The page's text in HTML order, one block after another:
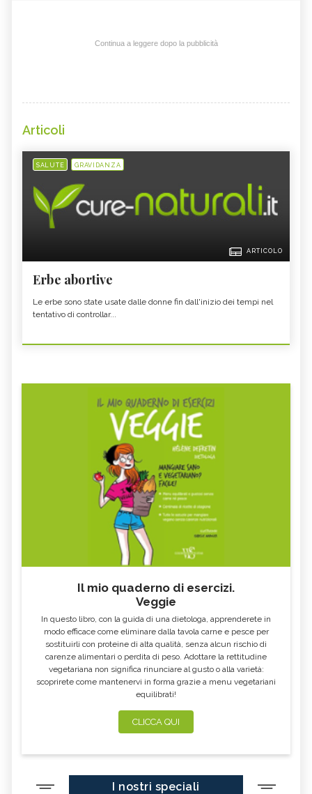
Continua a leggere dopo la pubblicità
Articoli
SALUTE GRAVIDANZA
ARTICOLO
Erbe abortive
Le erbe sono state usate dalle donne fin dall'inizio dei tempi nel
tentativo di controllar...
Il mio quaderno di esercizi.
Veggie
In questo libro, con la guida di una dietologa, apprenderete in
modo efficace come eliminare dalla tavola carne e pesce per
sostituirli con proteine di alta qualità, senza alcun rischio di
carenze alimentari o perdita di peso. Adottare la rettitudine
vegetariana non significa rinunciare al gusto o alla varietà:
scoprirete come mantenervi in forma grazie a menu vegetariani
equilibrati!
CLICCA QUI
I nostri speciali